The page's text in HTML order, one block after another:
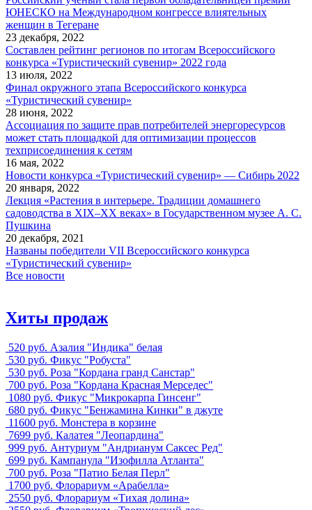
ЮНЕСКО на Международном конгрессе влиятельных
женщин в Тегеране
23 декабря, 2022
Составлен рейтинг регионов по итогам Всероссийского
конкурса «Туристический сувенир» 2022 года
13 июля, 2022
Финал окружного этапа Всероссийского конкурса
«Туристический сувенир»
28 июня, 2022
Ассоциация по защите прав потребителей энергоресурсов
может стать площадкой для оптимизации процессов
техприсоединения к сетям
16 мая, 2022
Новости конкурса «Туристический сувенир» — Сибирь 2022
20 января, 2022
Лекция «Растения в интерьере. Традиции домашнего
садоводства в XIX–XX веках» в Государственном музее А. С.
Пушкина
20 декабря, 2021
Названы победители VII Всероссийского конкурса
«Туристический сувенир»
Все новости
Хиты продаж
520 руб. Азалия "Индика" белая
530 руб. Фикус "Робуста"
530 руб. Роза "Кордана гранд Санстар"
700 руб. Роза "Кордана Красная Мерседес"
1080 руб. Фикус "Микрокарпа Гинсенг"
680 руб. Фикус "Бенжамина Кинки" в джуте
11600 руб. Монстера в корзине
7699 руб. Калатея "Леопардина"
999 руб. Антуриум "Андрианум Саксес Ред"
699 руб. Кампанула "Изофилла Атланта"
700 руб. Роза "Патио Белая Перл"
1700 руб. Флорариум «Арабелла»
2550 руб. Флорариум «Тихая долина»